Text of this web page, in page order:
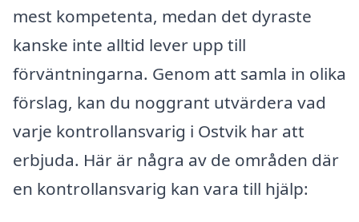
mest kompetenta, medan det dyraste
kanske inte alltid lever upp till
förväntningarna. Genom att samla in olika
förslag, kan du noggrant utvärdera vad
varje kontrollansvarig i Ostvik har att
erbjuda. Här är några av de områden där
en kontrollansvarig kan vara till hjälp: